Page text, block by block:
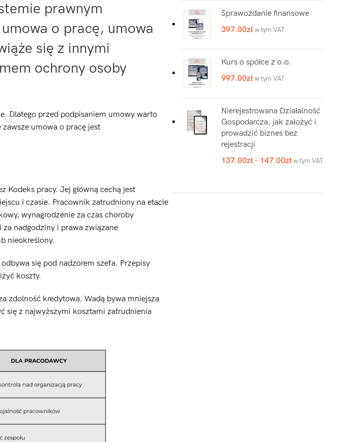
prawnym
o pracę, umowa
się z innymi
ochrony osoby
Dlatego przed podpisaniem umowy warto
umowa o pracę jest
Kodeks pracy. Jej główną cechą jest
i czasie. Pracownik zatrudniony na etacie
wynagrodzenie za czas choroby
nadgodziny i prawa związane
nieokreślony.
się pod nadzorem szefa. Przepisy
koszty.
zdolność kredytowa. Wadą bywa mniejsza
się z najwyższymi kosztami zatrudnienia
Sprawozdanie finansowe
397.00zł w tym VAT
Kurs o spółce z o.o.
997.00zł w tym VAT
Nierejestrowana Działalność
Gospodarcza, jak założyć i
prowadzić biznes bez
rejestracji
137.00zł – 147.00zł w tym VAT